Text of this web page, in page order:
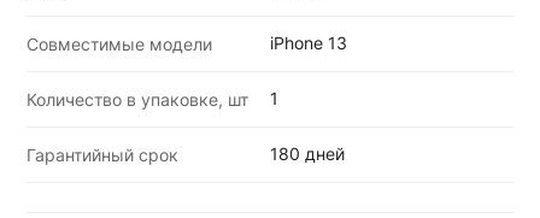
Совместимые модели iPhone 13
Количество в упаковке, шт 1
Гарантийный срок 180 дней